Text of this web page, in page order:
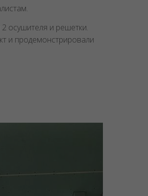
осушителя и решетки.
и продемонстрировали